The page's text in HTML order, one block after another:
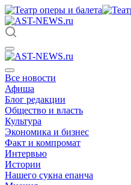
Все новости
Афиша
Блог редакции
Общество и власть
Культура
Экономика и бизнес
Факт и компромат
Интервью
Истории
Нашего сукна епанча